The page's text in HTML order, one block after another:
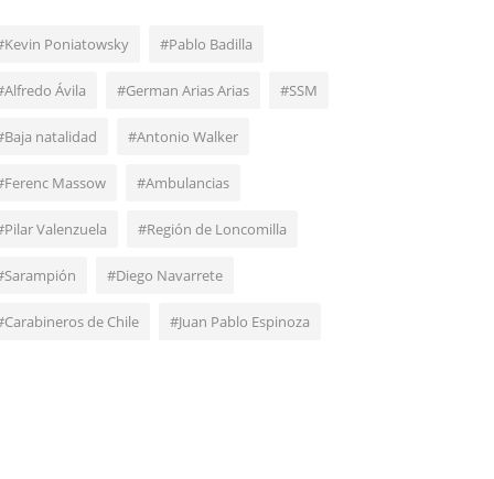
Poniatowsky #Pablo Badilla
Ávila #German Arias Arias #SSM
natalidad #Antonio Walker
Massow #Ambulancias
Valenzuela #Región de Loncomilla
#Diego Navarrete
de Chile #Juan Pablo Espinoza